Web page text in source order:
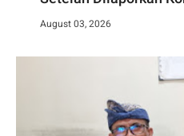
August 03, 2026